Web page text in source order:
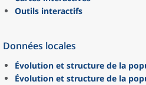
Outils interactifs
Données locales
Évolution et structure de la
Évolution et structure de la